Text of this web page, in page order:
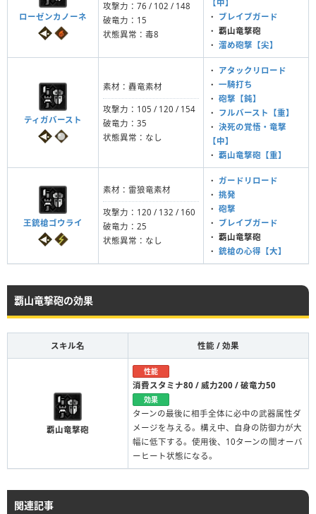
ローゼンカノーネ
攻撃力：76 / 102 / 148
破竜力：15
状態異常：毒8
【中】
・ ブレイブガード
・ 覇山竜撃砲
・ 溜め砲撃【尖】
ティガバースト
素材：轟竜素材
攻撃力：105 / 120 / 154
破竜力：35
状態異常：なし
・ アタックリロード
・ 一騎打ち
・ 砲撃【鈍】
・ フルバースト【重】
・ 決死の覚悟・竜撃
【中】
・ 覇山竜撃砲【重】
王銃槍ゴウライ
素材：雷狼竜素材
攻撃力：120 / 132 / 160
破竜力：25
状態異常：なし
・ ガードリロード
・ 挑発
・ 砲撃
・ ブレイブガード
・ 覇山竜撃砲
・ 銃槍の心得【大】
覇山竜撃砲の効果
スキル名 性能 / 効果
覇山竜撃砲
性能
消費スタミナ80 / 威力200 / 破竜力50
効果
ターンの最後に相手全体に必中の武器属性ダ
メージを与える。構え中、自身の防御力が大
幅に低下する。使用後、10ターンの間オーバ
ーヒート状態になる。
関連記事